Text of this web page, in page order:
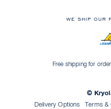
WE SHIP OUR
Free shipping for
©
Delivery Options
Terms